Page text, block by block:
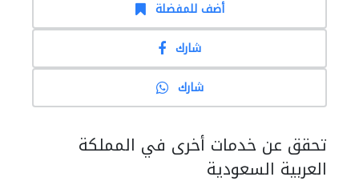
أضف للمفضلة
شارك
شارك
تحقق عن خدمات أخرى في المملكة
العربية السعودية